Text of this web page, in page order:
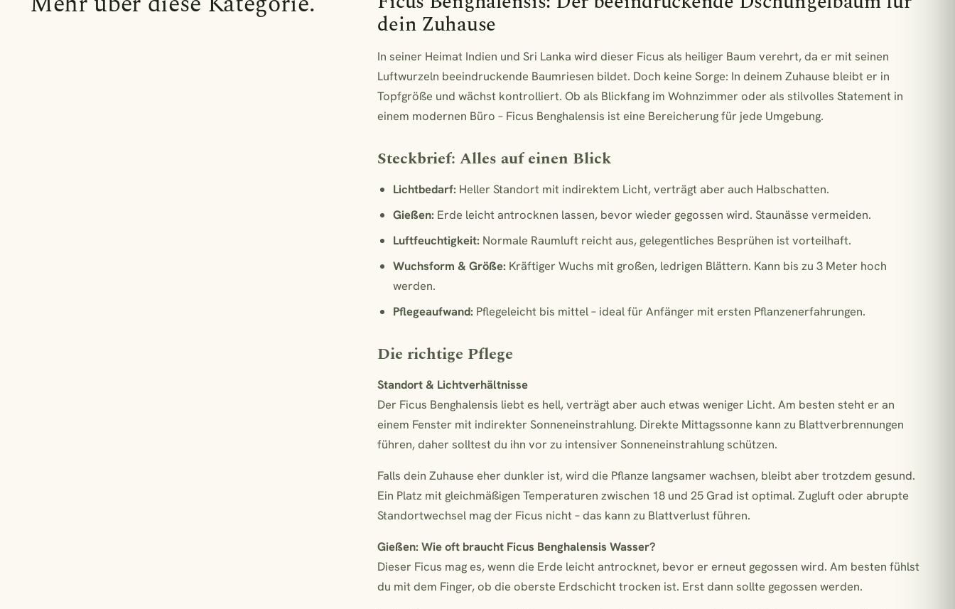
dein Zuhause
In seiner Heimat Indien und Sri Lanka wird dieser Ficus als heiliger Baum verehrt, da er mit seinen
Luftwurzeln beeindruckende Baumriesen bildet. Doch keine Sorge: In deinem Zuhause bleibt er in
Topfgröße und wächst kontrolliert. Ob als Blickfang im Wohnzimmer oder als stilvolles Statement in
einem modernen Büro – Ficus Benghalensis ist eine Bereicherung für jede Umgebung.
Steckbrief: Alles auf einen Blick
Lichtbedarf: Heller Standort mit indirektem Licht, verträgt aber auch Halbschatten.
Gießen: Erde leicht antrocknen lassen, bevor wieder gegossen wird. Staunässe vermeiden.
Luftfeuchtigkeit: Normale Raumluft reicht aus, gelegentliches Besprühen ist vorteilhaft.
Wuchsform & Größe: Kräftiger Wuchs mit großen, ledrigen Blättern. Kann bis zu 3 Meter hoch
werden.
Pflegeaufwand: Pflegeleicht bis mittel – ideal für Anfänger mit ersten Pflanzenerfahrungen.
Die richtige Pflege
Standort & Lichtverhältnisse
Der Ficus Benghalensis liebt es hell, verträgt aber auch etwas weniger Licht. Am besten steht er an
einem Fenster mit indirekter Sonneneinstrahlung. Direkte Mittagssonne kann zu Blattverbrennungen
führen, daher solltest du ihn vor zu intensiver Sonneneinstrahlung schützen.
Falls dein Zuhause eher dunkler ist, wird die Pflanze langsamer wachsen, bleibt aber trotzdem gesund.
Ein Platz mit gleichmäßigen Temperaturen zwischen 18 und 25 Grad ist optimal. Zugluft oder abrupte
Standortwechsel mag der Ficus nicht – das kann zu Blattverlust führen.
Gießen: Wie oft braucht Ficus Benghalensis Wasser?
Dieser Ficus mag es, wenn die Erde leicht antrocknet, bevor er erneut gegossen wird. Am besten fühlst
du mit dem Finger, ob die oberste Erdschicht trocken ist. Erst dann sollte gegossen werden.